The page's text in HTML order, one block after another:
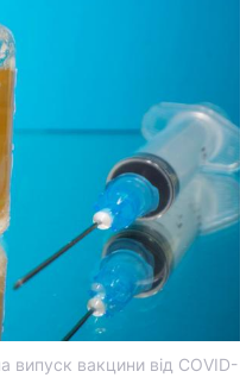
випуск вакцини від COVID-